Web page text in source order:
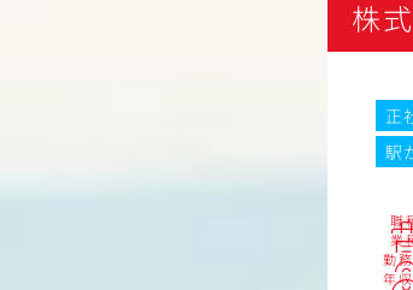
株
正
駅
職
業
勤
年